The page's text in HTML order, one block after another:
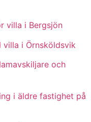
villa i Bergsjön
villa i Örnsköldsvik
och
i äldre fastighet på